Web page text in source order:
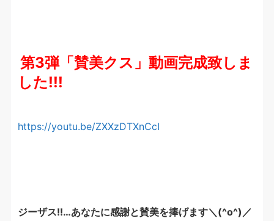
第3弾「賛美クス」動画完成致しま
した!!!
https://youtu.be/ZXXzDTXnCcI
ジーザス!!…あなたに感謝と賛美を捧げます＼(^o^)／